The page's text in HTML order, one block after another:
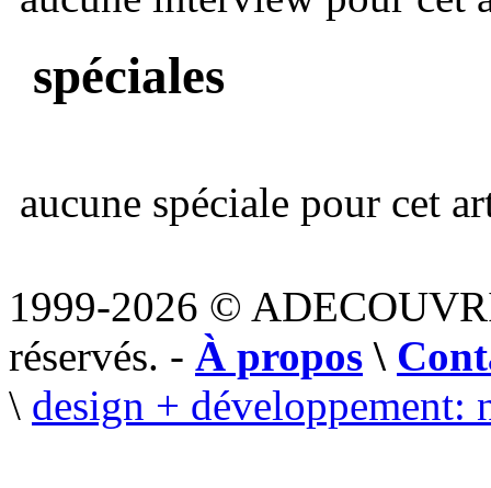
spéciales
aucune spéciale pour cet
1999-2026 ©
réservés. - À propos \
\ design + développement: